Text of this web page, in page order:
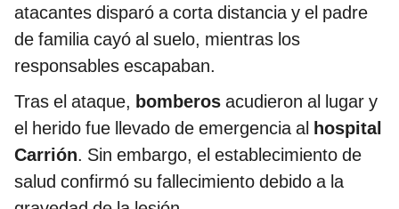
atacantes disparó a corta distancia y el padre
de familia cayó al suelo, mientras los
responsables escapaban.
Tras el ataque, bomberos acudieron al lugar y
el herido fue llevado de emergencia al hospital
Carrión. Sin embargo, el establecimiento de
salud confirmó su fallecimiento debido a la